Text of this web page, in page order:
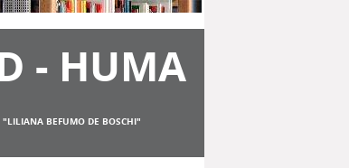
- HUMA
"LILIANA BEFUMO DE BOSCHI"